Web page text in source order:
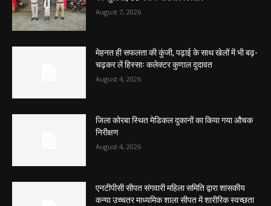
August 7, 2026
मेहनत ही सफलता की कुंजी, पढ़ाई के साथ खेलों में भी बढ़-
चढ़कर लें हिस्साः कलेक्टर कुणाल दुदावत
August 4, 2026
जिला कोरबा स्थित मेडिकल दुकानों का किया गया औचक
निरीक्षण
August 4, 2026
एनटीपीसी सीपत संगवारी महिला समिति द्वारा शासकीय
कन्या उच्चतर माध्यमिक शाला सीपत में शारीरिक स्वच्छता